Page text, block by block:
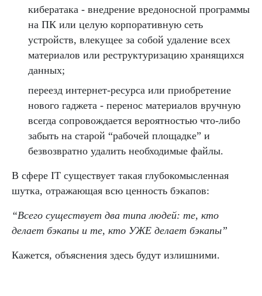
кибератака - внедрение вредоносной программы
на ПК или целую корпоративную сеть
устройств, влекущее за собой удаление всех
материалов или реструктуризацию хранящихся
данных;
переезд интернет-ресурса или приобретение
нового гаджета - перенос материалов вручную
всегда сопровождается вероятностью что-либо
забыть на старой “рабочей площадке” и
безвозвратно удалить необходимые файлы.
В сфере IT существует такая глубокомысленная
шутка, отражающая всю ценность бэкапов:
“Всего существует два типа людей: те, кто
делает бэкапы и те, кто УЖЕ делает бэкапы”
Кажется, объяснения здесь будут излишними.